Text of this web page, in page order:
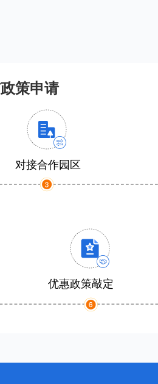
策申请
对接合作园区
优惠政策敲定